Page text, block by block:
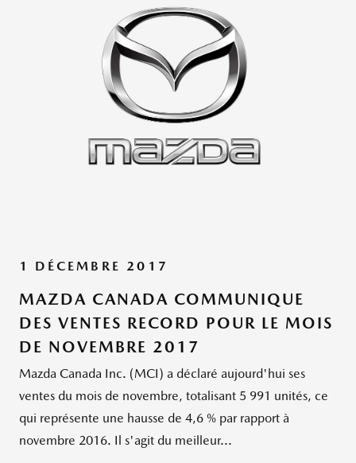
1 DÉCEMBRE 2017
MAZDA CANADA COMMUNIQUE
DES VENTES RECORD POUR LE MOIS
DE NOVEMBRE 2017
Mazda Canada Inc. (MCI) a déclaré aujourd'hui ses
ventes du mois de novembre, totalisant 5 991 unités, ce
qui représente une hausse de 4,6 % par rapport à
novembre 2016. Il s'agit du meilleur...